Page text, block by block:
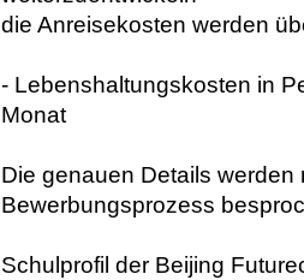
die Anreisekosten werden
- Lebenshaltungskosten in
Monat
Die genauen Details
Bewerbungsprozess
Schulprofil der Beijing